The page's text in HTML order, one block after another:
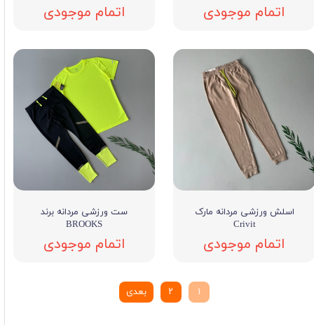
اتمام موجودی اتمام موجودی
اسلش ورزشی مردانه مارک
Crivit
اتمام موجودی
ست ورزشی مردانه برند
BROOKS
اتمام موجودی
۱ ۲ بعدی